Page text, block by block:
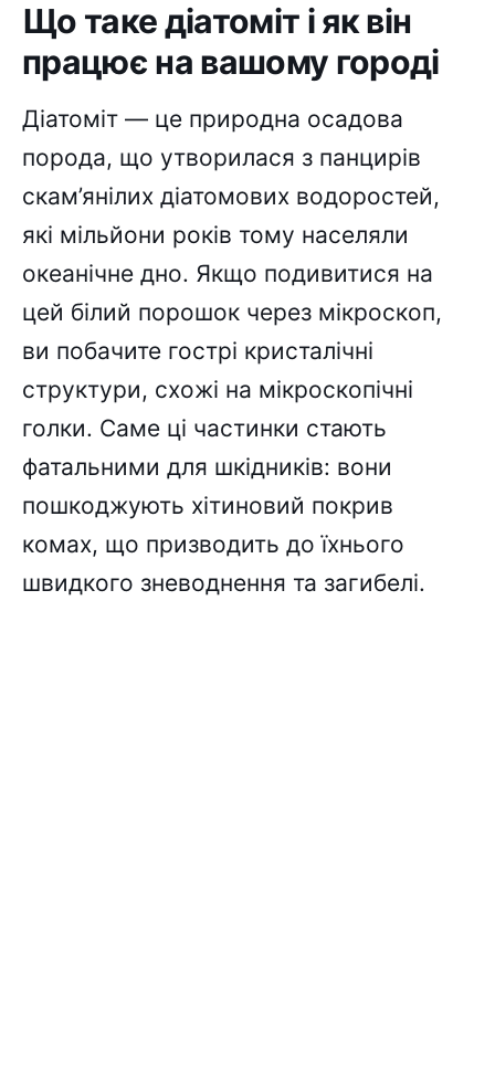
Що таке діатоміт і як він
працює на вашому городі
Діатоміт — це природна осадова
порода, що утворилася з панцирів
скам’янілих діатомових водоростей,
які мільйони років тому населяли
океанічне дно. Якщо подивитися на
цей білий порошок через мікроскоп,
ви побачите гострі кристалічні
структури, схожі на мікроскопічні
голки. Саме ці частинки стають
фатальними для шкідників: вони
пошкоджують хітиновий покрив
комах, що призводить до їхнього
швидкого зневоднення та загибелі.